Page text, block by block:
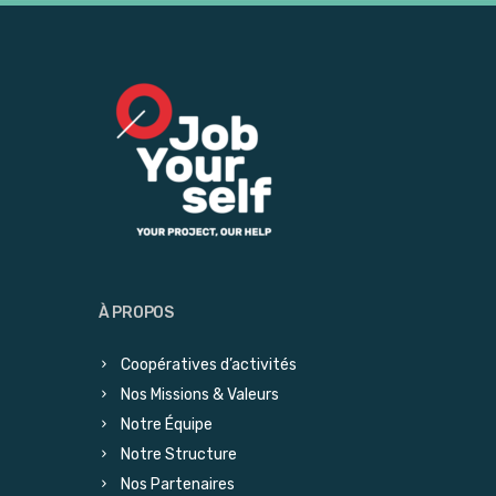
À PROPOS
Coopératives d’activités
Nos Missions & Valeurs
Notre Équipe
Notre Structure
Nos Partenaires